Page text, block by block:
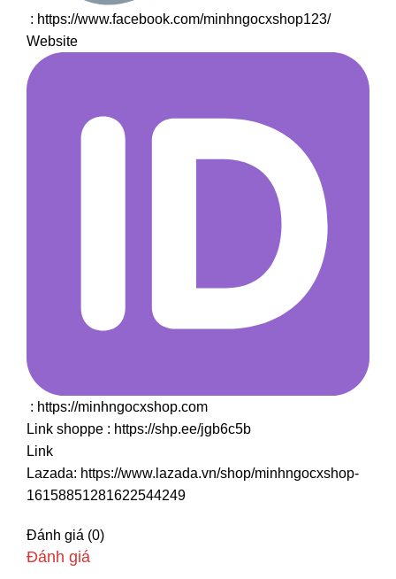
: https://www.facebook.com/minhngocxshop123/
Website
: https://minhngocxshop.com
Link shoppe : https://shp.ee/jgb6c5b
Link
Lazada: https://www.lazada.vn/shop/minhngocxshop-
16158851281622544249
Đánh giá (0)
Đánh giá